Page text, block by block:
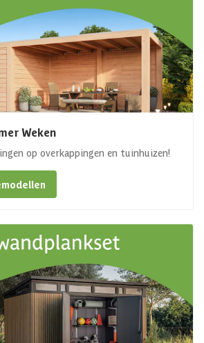
Weken
op overkappingen en tuinhuizen!